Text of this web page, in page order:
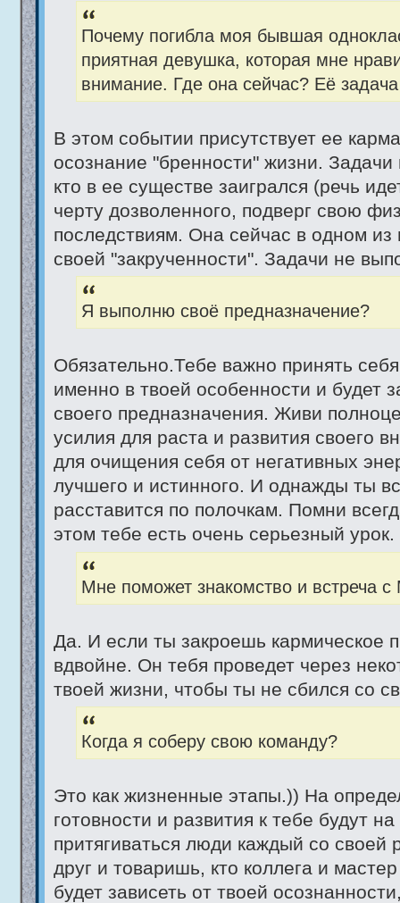
Почему погибла моя бывшая
приятная девушка, которая мне
внимание. Где она сейчас? Её
В этом событии присутствует ее
осознание "бренности" жизни. Задачи
кто в ее существе заигрался (речь
черту дозволенного, подверг свою
последствиям. Она сейчас в одном
своей "закрученности". Задачи не
Я выполню своё предназначение?
Обязательно.Тебе важно принять
именно в твоей особенности и будет
своего предназначения. Живи
усилия для раста и развития своего
для очищения себя от негативных
лучшего и истинного. И однажды ты
расставится по полочкам. Помни
этом тебе есть очень серьезный урок.
Мне поможет знакомство и встреча
Да. И если ты закроешь кармическое
вдвойне. Он тебя проведет через
твоей жизни, чтобы ты не сбился со
Когда я соберу свою команду?
Это как жизненные этапы.)) На
готовности и развития к тебе будут
притягиваться люди каждый со своей
друг и товаришь, кто коллега и
будет зависеть от твоей